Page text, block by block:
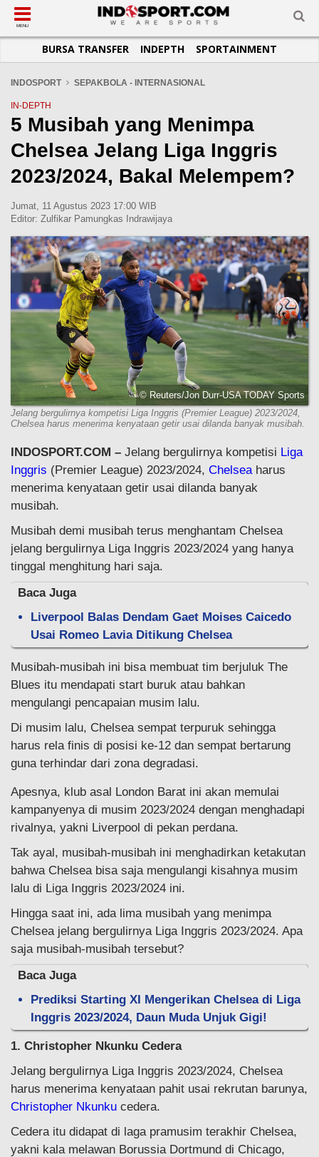
SUB-MENU
SEPAKBOLA
LIGA INGGRIS
LIGA ITALIA
LIGA SPANYOL
LIGA JERMAN
LIGA PRANCIS
LIGA EUROPA
SUB-MENU
SPORTAINMENT
SUB-MENU
OTOMOTIF
OTOMANIA
SUB-MENU
BASKET
FUTSAL
OLIMPIK
E-SPORT
SUB-MENU
JADWAL
SUB-MENU
TOPIK HARI INI
INFOGRAFIS
GALERI FOTO
TEMPAT OLAHRAGA
KOMUNITAS SEHAT
MENU
BURSA TRANSFER INDEPTH SPORTAINMENT
INDOSPORT SEPAKBOLA - INTERNASIONAL
IN-DEPTH
5 Musibah yang Menimpa
Chelsea Jelang Liga Inggris
2023/2024, Bakal Melempem?
Jumat, 11 Agustus 2023 17:00 WIB
Editor: Zulfikar Pamungkas Indrawijaya
© Reuters/Jon Durr-USA TODAY Sports
Jelang bergulirnya kompetisi Liga Inggris (Premier League) 2023/2024,
Chelsea harus menerima kenyataan getir usai dilanda banyak musibah.
INDOSPORT.COM – Jelang bergulirnya kompetisi Liga
Inggris (Premier League) 2023/2024, Chelseaharus
menerima kenyataan getir usai dilanda banyak
musibah.
Musibah demi musibah terus menghantam Chelsea
jelang bergulirnya Liga Inggris 2023/2024 yang hanya
tinggal menghitung hari saja.
Baca Juga
Liverpool Balas Dendam Gaet Moises Caicedo
Usai Romeo Lavia Ditikung Chelsea
Musibah-musibah ini bisa membuat tim berjuluk The
Blues itu mendapati start buruk atau bahkan
mengulangi pencapaian musim lalu.
Di musim lalu, Chelsea sempat terpuruk sehingga
harus rela finis di posisi ke-12 dan sempat bertarung
guna terhindar dari zona degradasi.
Apesnya, klub asal London Barat ini akan memulai
kampanyenya di musim 2023/2024 dengan menghadapi
rivalnya, yakni Liverpool di pekan perdana.
Tak ayal, musibah-musibah ini menghadirkan ketakutan
bahwa Chelsea bisa saja mengulangi kisahnya musim
lalu di Liga Inggris 2023/2024 ini.
Hingga saat ini, ada lima musibah yang menimpa
Chelsea jelang bergulirnya Liga Inggris 2023/2024. Apa
saja musibah-musibah tersebut?
Baca Juga
Prediksi Starting XI Mengerikan Chelsea di Liga
Inggris 2023/2024, Daun Muda Unjuk Gigi!
1. Christopher Nkunku Cedera
Jelang bergulirnya Liga Inggris 2023/2024, Chelsea
harus menerima kenyataan pahit usai rekrutan barunya,
Christopher Nkunku cedera.
Cedera itu didapat di laga pramusim terakhir Chelsea,
yakni kala melawan Borussia Dortmund di Chicago,